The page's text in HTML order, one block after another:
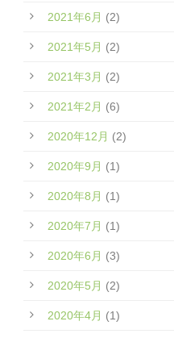
2021年6月 (2)
2021年5月 (2)
2021年3月 (2)
2021年2月 (6)
2020年12月 (2)
2020年9月 (1)
2020年8月 (1)
2020年7月 (1)
2020年6月 (3)
2020年5月 (2)
2020年4月 (1)